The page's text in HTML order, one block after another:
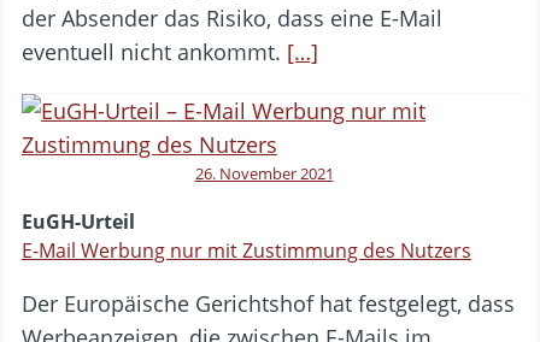
der Absender das Risiko, dass eine E-Mail
eventuell nicht ankommt. […]
26. November 2021
EuGH-Urteil
E-Mail Werbung nur mit Zustimmung des Nutzers
Der Europäische Gerichtshof hat festgelegt, dass